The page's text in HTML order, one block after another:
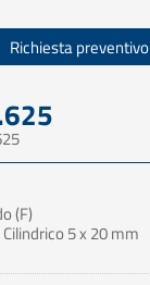
Richiesta preventivo
(F)
5 x 20 mm